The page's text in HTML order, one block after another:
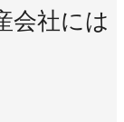
会社には